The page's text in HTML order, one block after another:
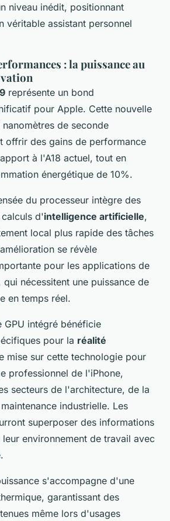
niveau inédit, positionnant
véritable assistant personnel
: la puissance au
représente un bond
pour Apple. Cette nouvelle
de seconde
offrir des gains de performance
à l'A18 actuel, tout en
énergétique de 10%.
du processeur intègre des
d'intelligence artificielle,
local plus rapide des tâches
se révèle
pour les applications de
qui nécessitent une puissance de
en temps réel.
GPU intégré bénéficie
pour la réalité
mise sur cette technologie pour
professionnel de l'iPhone,
secteurs de l'architecture, de la
industrielle. Les
superposer des informations
environnement de travail avec
s'accompagne d'une
garantissant des
même lors d'usages